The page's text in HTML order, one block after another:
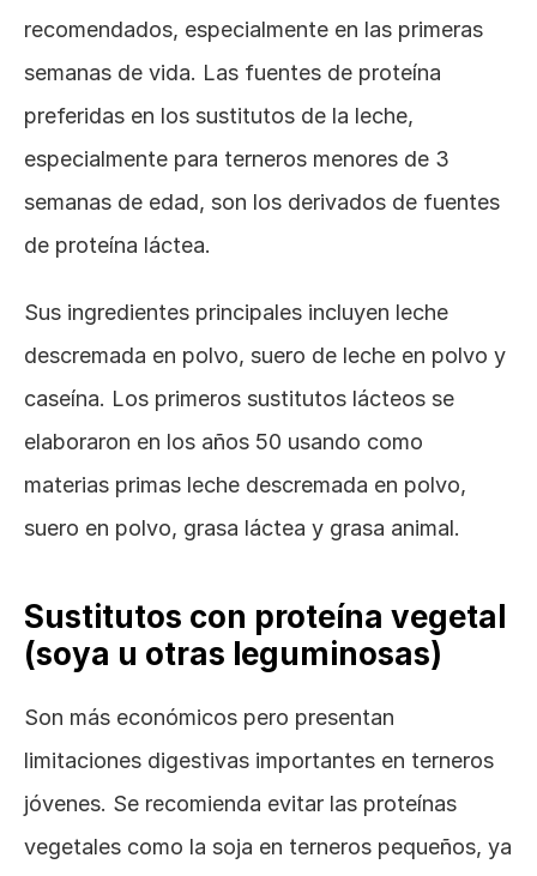
recomendados, especialmente en las primeras
semanas de vida. Las fuentes de proteína
preferidas en los sustitutos de la leche,
especialmente para terneros menores de 3
semanas de edad, son los derivados de fuentes
de proteína láctea.
Sus ingredientes principales incluyen leche
descremada en polvo, suero de leche en polvo y
caseína. Los primeros sustitutos lácteos se
elaboraron en los años 50 usando como
materias primas leche descremada en polvo,
suero en polvo, grasa láctea y grasa animal.
Sustitutos con proteína vegetal
(soya u otras leguminosas)
Son más económicos pero presentan
limitaciones digestivas importantes en terneros
jóvenes. Se recomienda evitar las proteínas
vegetales como la soja en terneros pequeños, ya